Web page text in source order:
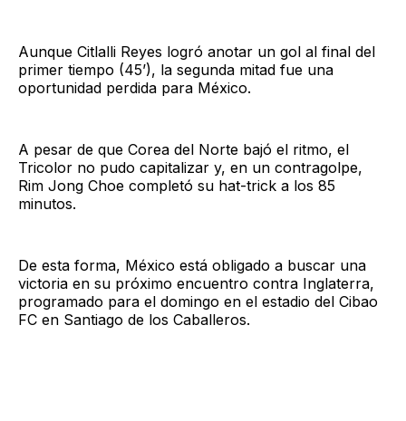
Aunque Citlalli Reyes logró anotar un gol al final del
primer tiempo (45’), la segunda mitad fue una
oportunidad perdida para México.
A pesar de que Corea del Norte bajó el ritmo, el
Tricolor no pudo capitalizar y, en un contragolpe,
Rim Jong Choe completó su hat-trick a los 85
minutos.
De esta forma, México está obligado a buscar una
victoria en su próximo encuentro contra Inglaterra,
programado para el domingo en el estadio del Cibao
FC en Santiago de los Caballeros.